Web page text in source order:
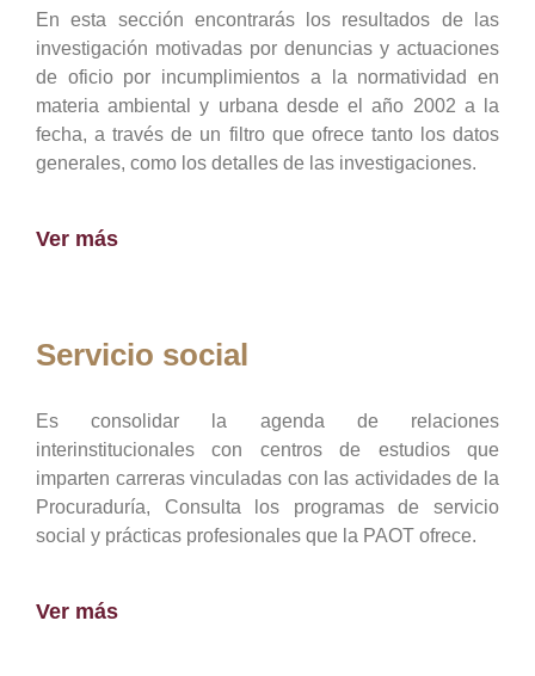
En esta sección encontrarás los resultados de las
investigación motivadas por denuncias y actuaciones
de oficio por incumplimientos a la normatividad en
materia ambiental y urbana desde el año 2002 a la
fecha, a través de un filtro que ofrece tanto los datos
generales, como los detalles de las investigaciones.
Ver más
Servicio social
Es consolidar la agenda de relaciones
interinstitucionales con centros de estudios que
imparten carreras vinculadas con las actividades de la
Procuraduría, Consulta los programas de servicio
social y prácticas profesionales que la PAOT ofrece.
Ver más